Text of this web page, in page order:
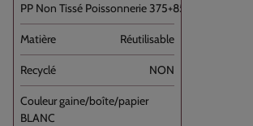
PP Non Tissé Poissonnerie 375+85+85x345 //100
Réutilisable
NON
BLANC